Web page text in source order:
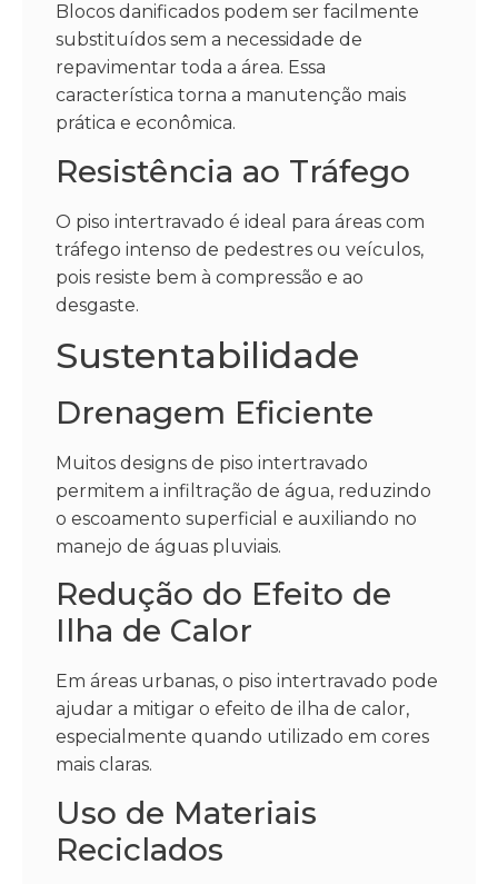
Blocos danificados podem ser facilmente
substituídos sem a necessidade de
repavimentar toda a área. Essa
característica torna a manutenção mais
prática e econômica.
Resistência ao Tráfego
O piso intertravado é ideal para áreas com
tráfego intenso de pedestres ou veículos,
pois resiste bem à compressão e ao
desgaste.
Sustentabilidade
Drenagem Eficiente
Muitos designs de piso intertravado
permitem a infiltração de água, reduzindo
o escoamento superficial e auxiliando no
manejo de águas pluviais.
Redução do Efeito de
Ilha de Calor
Em áreas urbanas, o piso intertravado pode
ajudar a mitigar o efeito de ilha de calor,
especialmente quando utilizado em cores
mais claras.
Uso de Materiais
Reciclados